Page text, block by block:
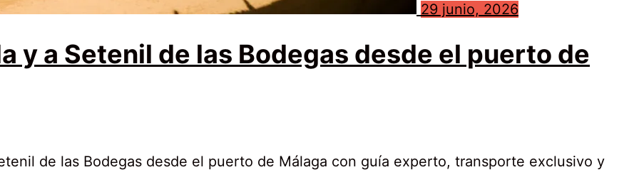
29 junio, 2026
y a Setenil de las Bodegas desde el puerto de
de las Bodegas desde el puerto de Málaga con guía experto, transporte exclusivo y